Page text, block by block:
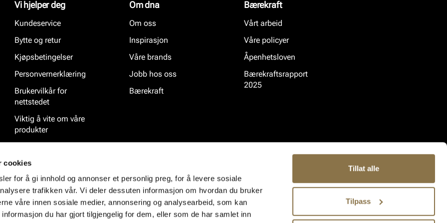
cookies
for å gi innhold og annonser et personlig preg, for å levere sosiale
trafikken vår. Vi deler dessuten informasjon om hvordan du bruker
våre innen sosiale medier, annonsering og analysearbeid, som kan
du har gjort tilgjengelig for dem, eller som de har samlet inn
Tillat alle
Tilpass
Vi hjelper deg
Kundeservice
Bytte og retur
Kjøpsbetingelser
Personvernerklæring
Brukervilkår for
nettstedet
Viktig å vite om våre
produkter
Om dna
Om oss
Inspirasjon
Våre brands
Jobb hos oss
Bærekraft
Bærekraft
Vårt arbeid
Våre policyer
Åpenhetsloven
Bærekraftsrapport
2025